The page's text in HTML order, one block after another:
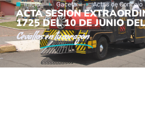
Inicio Gaceta Actas de Concejo
ACTA SESION
1725 DEL 10 DE JUNIO
Cevallosen tu corazón